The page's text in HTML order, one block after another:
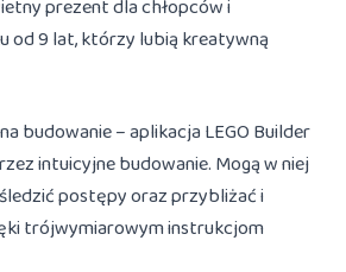
prezent dla chłopców i
od 9 lat, którzy lubią kreatywną
budowanie – aplikacja LEGO Builder
intuicyjne budowanie. Mogą w niej
postępy oraz przybliżać i
trójwymiarowym instrukcjom